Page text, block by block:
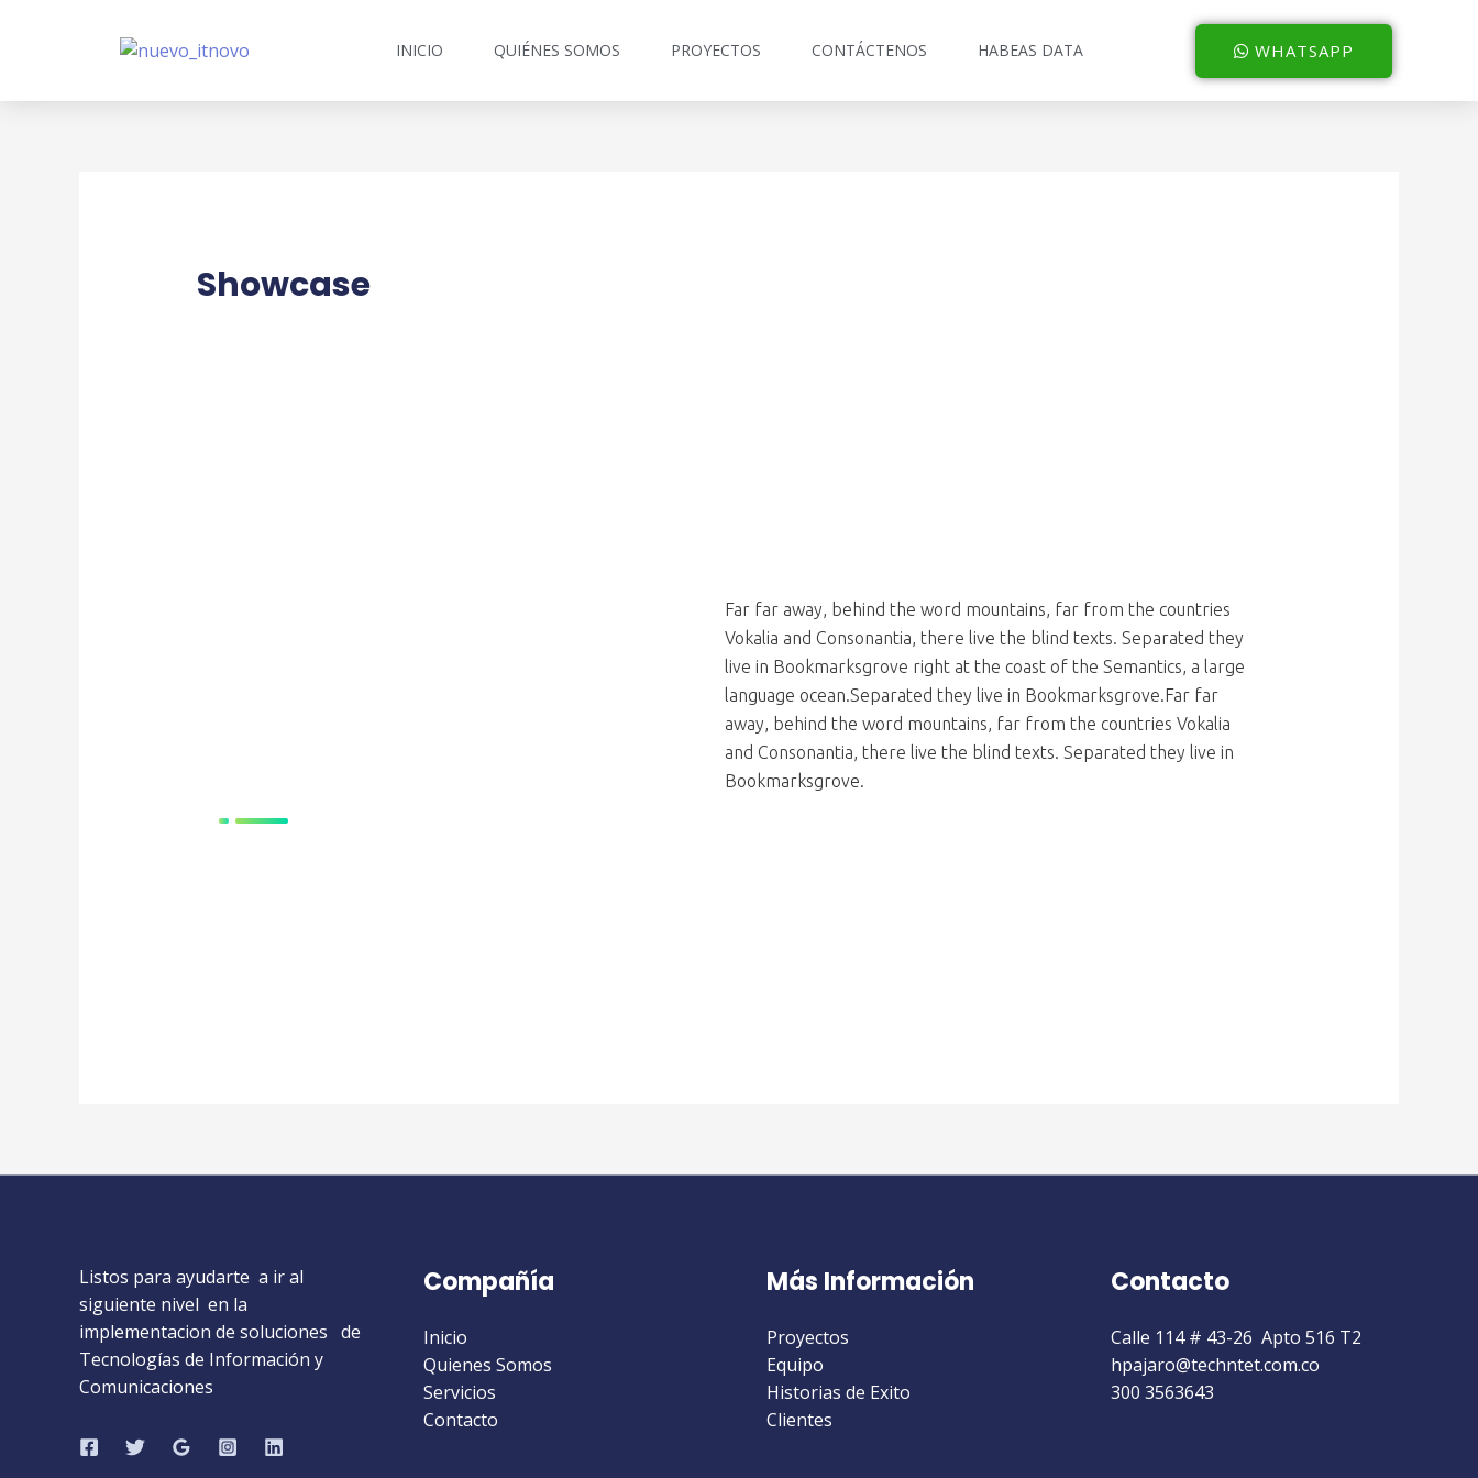
INICIO QUIÉNES SOMOS PROYECTOS CONTÁCTENOS HABEAS DATA WHATSAPP
Showcase
Far far away, behind the word mountains, far from the countries
Vokalia and Consonantia, there live the blind texts. Separated they
live in Bookmarksgrove right at the coast of the Semantics, a large
language ocean.Separated they live in Bookmarksgrove.Far far
away, behind the word mountains, far from the countries Vokalia
and Consonantia, there live the blind texts. Separated they live in
Bookmarksgrove.
Listos para ayudarte a ir al
siguiente nivel en la
implementacion de soluciones de
Tecnologías de Información y
Comunicaciones
Compañía
Inicio
Quienes Somos
Servicios
Contacto
Más Información
Proyectos
Equipo
Historias de Exito
Clientes
Contacto
Calle 114 # 43-26 Apto 516 T2
hpajaro@techntet.com.co
300 3563643